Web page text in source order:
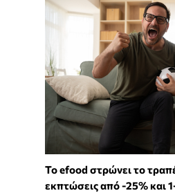
Το efood στρώνει το
εκπτώσεις από -25% και